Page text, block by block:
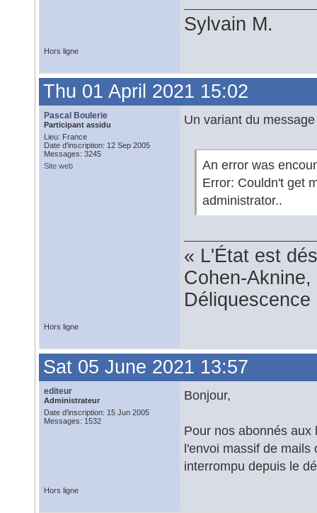
Sylvain M.
Hors ligne
Thu 01 April 2021 15:02
Pascal Boulerie
Participant assidu
Lieu: France
Date d'inscription: 12 Sep 2005
Messages: 3245
Site web
Un variant du
An error was
Error: Couldn't get
administrator..
« L'État est
Cohen-
Hors ligne
Sat 05 June 2021 13:57
editeur
Administrateur
Date d'inscription: 15 Jun 2005
Messages: 1532
Bonjour,
Pour nos abonnés
l'envoi massif de mails
interrompu depuis le
Hors ligne